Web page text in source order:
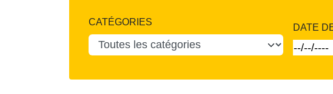
CATÉGORIES
DATE